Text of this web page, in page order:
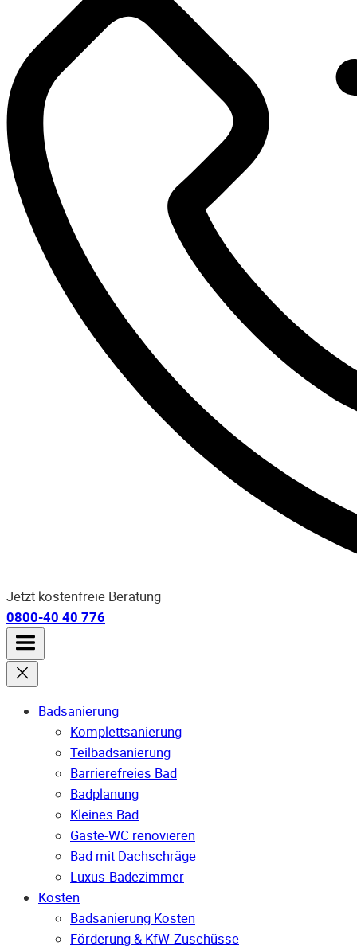
Jetzt kostenfreie Beratung
0800-40 40 776
Badsanierung
Komplettsanierung
Teilbadsanierung
Barrierefreies Bad
Badplanung
Kleines Bad
Gäste-WC renovieren
Bad mit Dachschräge
Luxus-Badezimmer
Kosten
Badsanierung Kosten
Förderung & KfW-Zuschüsse